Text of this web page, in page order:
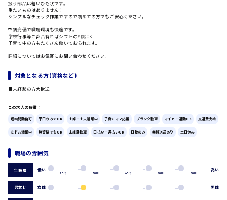
製造・軽作業・物流系
製造オペレーター
検品・包装・箱詰め
ピッキング・仕分け
軽作業
広島市東区
扱う部品は軽いひも状です。
重たいものはありません！
シンプルなチェック作業ですので初めての方でもご安心ください。
空調完備で職場環境も快適です。
学校行事等ご都合有ればシフトの相談OK
子育て中の方もたくさん働いておられます。
詳細についてはお気軽にお問い合わせください。
対象となる方 (資格など)
■未経験の方大歓迎
この求人の特徴：
短時間勤務可 平日のみでOK 主婦・主夫活躍中 子育てママ応援 ブランク歓迎 マイカー通勤OK 交通費支給
ミドル活躍中 無資格でもOK 未経験歓迎 日払い・週払いOK 日勤のみ 無料送迎あり 土日休み
職場の雰囲気
年齢層 低い
20代 30代 40代 50代 60代
高い
男女比 女性 男性